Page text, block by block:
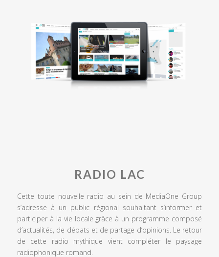
RADIO LAC
Cette toute nouvelle radio au sein de MediaOne Group
s’adresse à un public régional souhaitant s’informer et
participer à la vie locale grâce à un programme composé
d’actualités, de débats et de partage d’opinions. Le retour
de cette radio mythique vient compléter le paysage
radiophonique romand.